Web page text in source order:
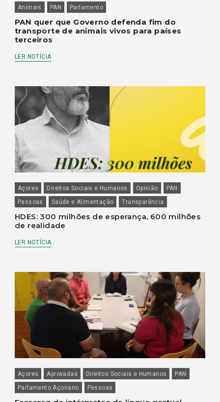
Animais PAN Parlamento
PAN quer que Governo defenda fim do
transporte de animais vivos para países
terceiros
LER NOTÍCIA
Açores Direitos Sociais e Humanos Opinião
PAN
Pessoas
Saúde e Alimentação Transparência
HDES: 300 milhões de esperança, 600 milhões
de realidade
LER NOTÍCIA
Açores Aprovadas Direitos Sociais e Humanos
PAN
Parlamento Açoriano
Pessoas